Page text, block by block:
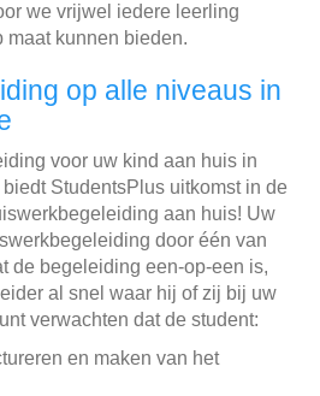
we vrijwel iedere leerling
kunnen bieden.
op alle niveaus in
voor uw kind aan huis in
StudentsPlus uitkomst in de
aan huis! Uw
door één van
de begeleiding een-op-een is,
al snel waar hij of zij bij uw
verwachten dat de student:
en maken van het